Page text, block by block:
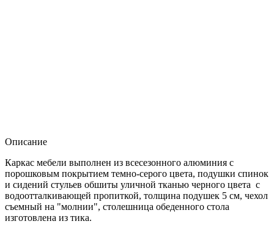
Описание
Каркас мебели выполнен из всесезонного алюминия с
порошковым покрытием темно-серого цвета, подушки спинок
и сидений стульев обшиты уличной тканью черного цвета с
водоотталкивающей пропиткой, толщина подушек 5 см, чехол
съемный на "молнии", столешница обеденного стола
изготовлена из тика.